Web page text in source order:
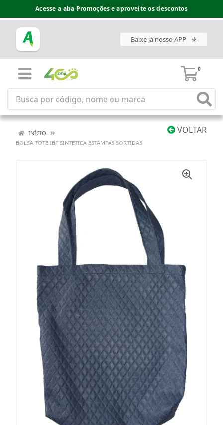
Acesse a aba Promoções e aproveite os descontos
Baixe já nosso APP
0
VOLTAR
INÍCIO
BOLSA TOTE IBF SINTETICA ESTAMPAS SORTIDAS